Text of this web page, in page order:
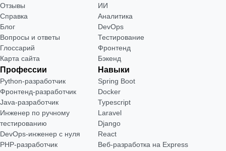
Отзывы
Справка
Блог
Вопросы и ответы
Глоссарий
Карта сайта
ИИ
Аналитика
DevOps
Тестирование
Фронтенд
Бэкенд
Профессии
Python-разработчик
Фронтенд-разработчик
Java-разработчик
Инженер по ручному
тестированию
DevOps-инженер с нуля
РНР-разработчик
Навыки
Spring Boot
Docker
Typescript
Laravel
Django
React
Веб-разработка на Express